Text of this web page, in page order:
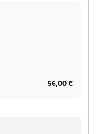
56,00 €